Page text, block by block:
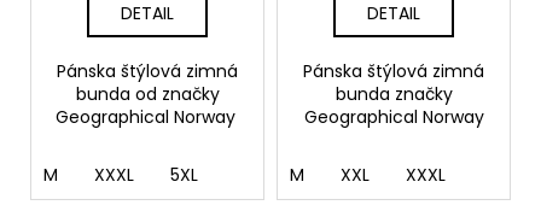
DETAIL
Pánska štýlová zimná
bunda od značky
Geographical Norway
M XXXL 5XL
DETAIL
Pánska štýlová zimná
bunda značky
Geographical Norway
M XXL XXXL